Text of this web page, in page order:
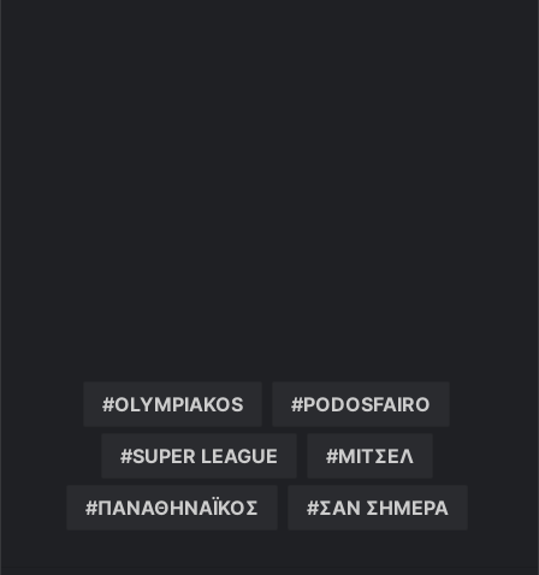
OLYMPIAKOS PODOSFAIRO
SUPER LEAGUE ΜΙΤΣΕΛ
ΠΑΝΑΘΗΝΑΪΚΟΣ ΣΑΝ ΣΗΜΕΡΑ